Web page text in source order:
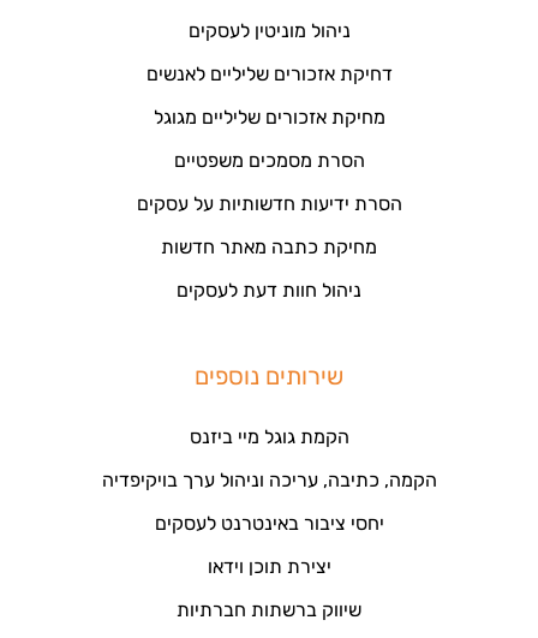
ניהול מוניטין לעסקים
דחיקת אזכורים שליליים לאנשים
מחיקת אזכורים שליליים מגוגל
הסרת מסמכים משפטיים
הסרת ידיעות חדשותיות על עסקים
מחיקת כתבה מאתר חדשות
ניהול חוות דעת לעסקים
שירותים נוספים
הקמת גוגל מיי ביזנס
הקמה, כתיבה, עריכה וניהול ערך בויקיפדיה
יחסי ציבור באינטרנט לעסקים
יצירת תוכן וידאו
שיווק ברשתות חברתיות